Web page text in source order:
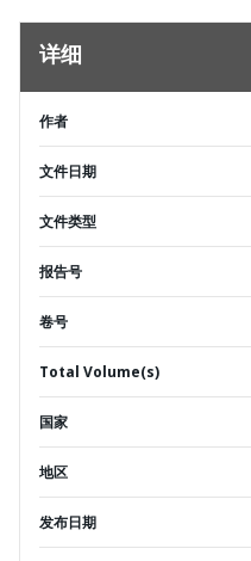
详细
作者
文件日期
文件类型
报告号
卷号
Total Volume(s)
国家
地区
发布日期